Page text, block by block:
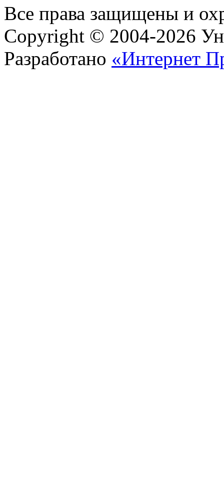
Все права защищены и
Copyright © 2004-2026
Разработано «Интернет